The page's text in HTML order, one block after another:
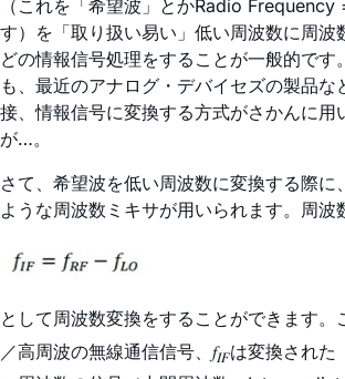
（これを「希望波」とかRadio Frequency
す）を「取り扱い易い」低い周波数に周波
どの情報信号処理をすることが一般的です
も、最近のアナログ・デバイセズの製品な
接、情報信号に変換する方式がさかんに用
が…。
さて、希望波を低い周波数に変換する際に
ような周波数ミキサが用いられます。周波
として周波数変換をすることができます。
／高周波の無線通信信号、𝑓𝐼𝐹は変換された